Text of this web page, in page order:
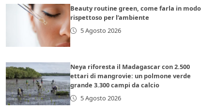
Beauty routine green, come farla in modo
rispettoso per l’ambiente
5 Agosto 2026
Neya riforesta il Madagascar con 2.500
ettari di mangrovie: un polmone verde
grande 3.300 campi da calcio
5 Agosto 2026